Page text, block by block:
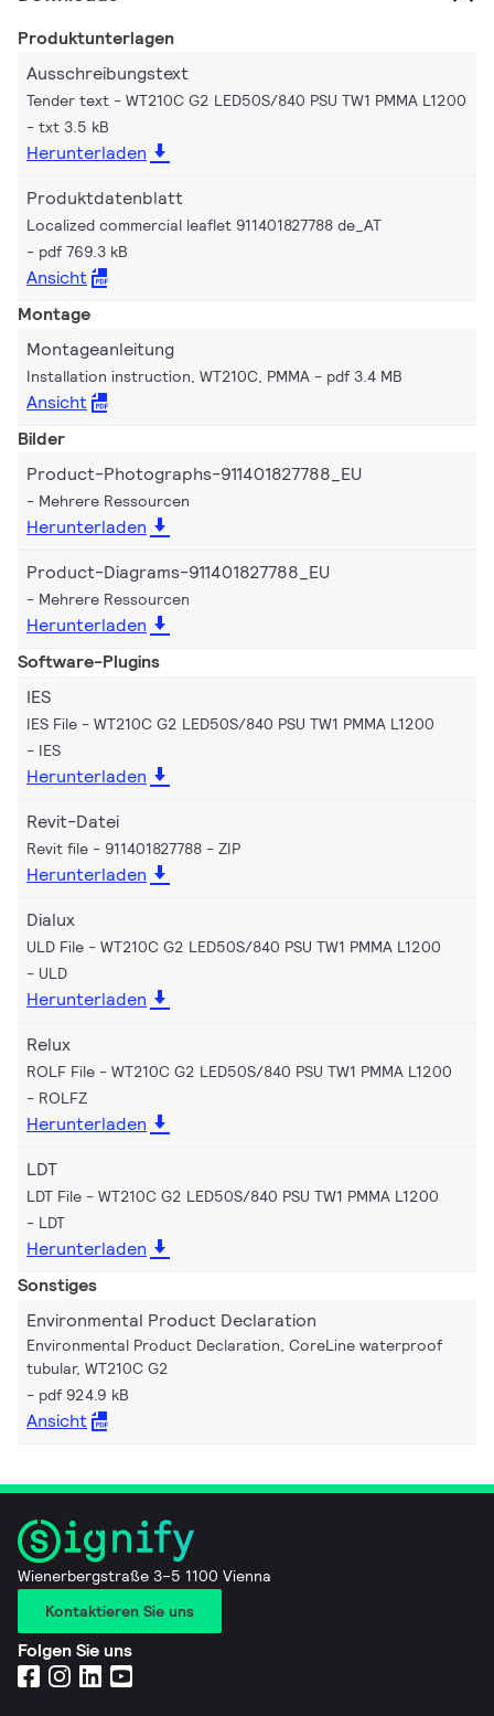
Produktunterlagen
Ausschreibungstext
Tender text - WT210C G2 LED50S/840 PSU TW1 PMMA L1200
txt 3.5 kB
Herunterladen
Produktdatenblatt
Localized commercial leaflet 911401827788 de_AT
pdf 769.3 kB
Ansicht
Montage
Montageanleitung
Installation instruction, WT210C, PMMA pdf 3.4 MB
Ansicht
Bilder
Product-Photographs-911401827788_EU
Mehrere Ressourcen
Herunterladen
Product-Diagrams-911401827788_EU
Mehrere Ressourcen
Herunterladen
Software-Plugins
IES
IES File - WT210C G2 LED50S/840 PSU TW1 PMMA L1200
IES
Herunterladen
Revit-Datei
Revit file - 911401827788 ZIP
Herunterladen
Dialux
ULD File - WT210C G2 LED50S/840 PSU TW1 PMMA L1200
ULD
Herunterladen
Relux
ROLF File - WT210C G2 LED50S/840 PSU TW1 PMMA L1200
ROLFZ
Herunterladen
LDT
LDT File - WT210C G2 LED50S/840 PSU TW1 PMMA L1200
LDT
Herunterladen
Sonstiges
Environmental Product Declaration
Environmental Product Declaration, CoreLine waterproof
tubular, WT210C G2
pdf 924.9 kB
Ansicht
Wienerbergstraße 3–5 1100 Vienna
Kontaktieren Sie uns
Folgen Sie uns